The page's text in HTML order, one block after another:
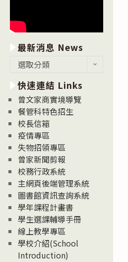
最新消息 News
消
息
News
選取分類
快速連結 Links
曾文家商實境導覽
餐管科特色招生
校長信箱
疫情專區
失物招領專區
曾家新聞剪報
校務行政系統
主網頁後端管理系統
圖書館資訊查詢系統
學年課程計畫書
學生選課輔導手冊
線上教學專區
學校介紹(School
Introduction)